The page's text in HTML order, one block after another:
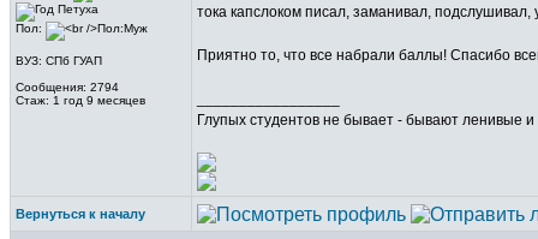
Пол:
ВУЗ: СПб ГУАП
Сообщения: 2794
Стаж: 1 год 9 месяцев
тока капслоком писал, заманивал, подслушивал,
Приятно то, что все набрали баллы! Спасибо
Глупых студентов не бывает - бывают ленивые
Вернуться к началу